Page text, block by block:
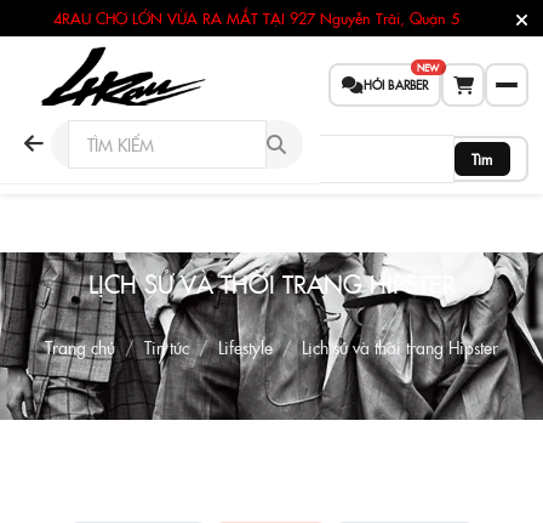
4RAU CHỢ LỚN VỪA RA MẮT TẠI 927 Nguyễn Trãi, Quận 5
HỎI BARBER
NEW
Tìm
LỊCH SỬ VÀ THỜI TRANG HIPSTER
Trang chủ Tin tức Lifestyle Lịch sử và thời trang Hipster